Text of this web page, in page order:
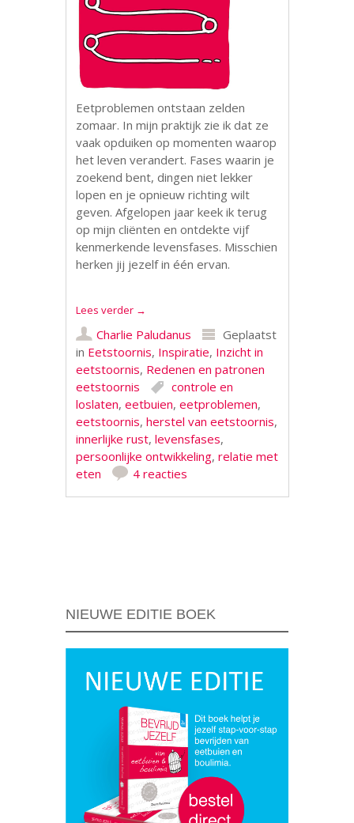
Eetproblemen ontstaan zelden
zomaar. In mijn praktijk zie ik dat ze
vaak opduiken op momenten waarop
het leven verandert. Fases waarin je
zoekend bent, dingen niet lekker
lopen en je opnieuw richting wilt
geven. Afgelopen jaar keek ik terug
op mijn cliënten en ontdekte vijf
kenmerkende levensfases. Misschien
herken jij jezelf in één ervan.
Lees verder →
Charlie Paludanus
Geplaatst
in Eetstoornis, Inspiratie, Inzicht in
eetstoornis, Redenen en patronen
eetstoornis
controle en
loslaten,eetbuien,eetproblemen,
eetstoornis,herstel van eetstoornis,
innerlijke rust,levensfases,
persoonlijke ontwikkeling,relatie met
eten
4 reacties
NIEUWE EDITIE BOEK